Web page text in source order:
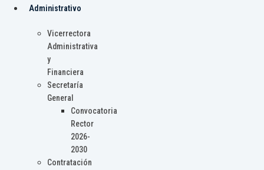
Administrativo
Vicerrectora
Administrativa
y
Financiera
Secretaría
General
Convocatoria
Rector
2026-
2030
Contratación